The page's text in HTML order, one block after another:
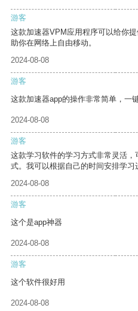
游客
这款加速器VPM应用程序可以给你
助你在网络上自由移动。
2024-08-08
游客
这款加速器app的操作非常简单，一
2024-08-08
游客
这款学习软件的学习方式非常灵活
式。我可以根据自己的时间安排学习
2024-08-08
游客
这个是app神器
2024-08-08
游客
这个软件很好用
2024-08-08